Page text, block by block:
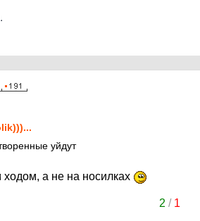
уйдут
ходом, а не на носилках
2 / 1